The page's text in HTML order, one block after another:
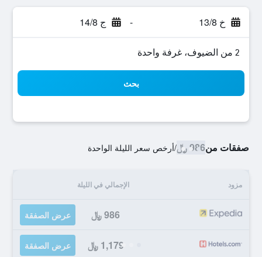
خ 13/8 - ج 14/8
2 من الضيوف، غرفة واحدة
بحث
صفقات من986 ﷼ /أرخص سعر الليلة الواحدة
مزود الإجمالي في الليلة
986 ﷼ عرض الصفقة
1,179 ﷼ عرض الصفقة